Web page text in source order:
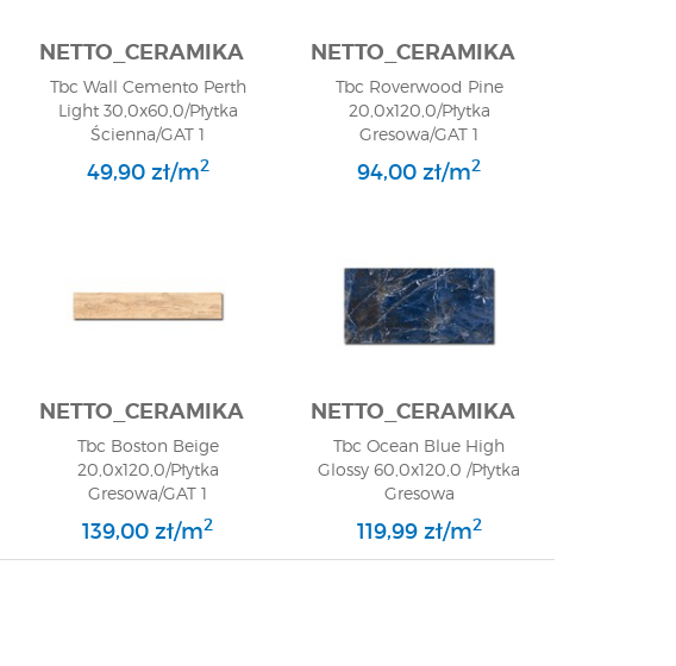
NETTO_CERAMIKA
Tbc Wall Cemento Perth
Light 30,0x60,0/Płytka
Ścienna/GAT 1
49,90 zł/m2
NETTO_CERAMIKA
Tbc Roverwood Pine
20,0x120,0/Płytka
Gresowa/GAT 1
94,00 zł/m2
NETTO_CERAMIKA
Tbc Boston Beige
20,0x120,0/Płytka
Gresowa/GAT 1
139,00 zł/m2
NETTO_CERAMIKA
Tbc Ocean Blue High
Glossy 60,0x120,0 /Płytka
Gresowa
119,99 zł/m2